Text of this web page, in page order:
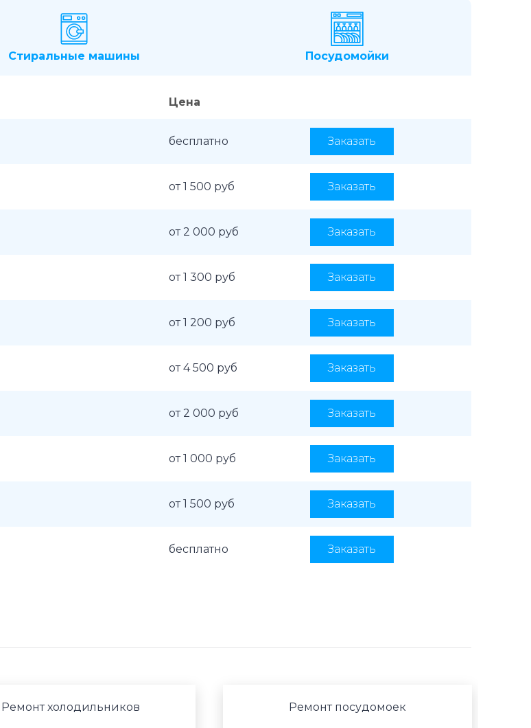
Стиральные машины Посудомойки
Цена
бесплатно Заказать
от 1 500 руб Заказать
от 2 000 руб Заказать
от 1 300 руб Заказать
от 1 200 руб Заказать
от 4 500 руб Заказать
от 2 000 руб Заказать
от 1 000 руб Заказать
от 1 500 руб Заказать
бесплатно Заказать
Ремонт холодильников Ремонт посудомоек